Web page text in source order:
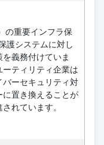
の重要インフラ保
護システムに対し
義務付けていま
ティリティ企業は
ーセキュリティ対
置き換えることが
れています。